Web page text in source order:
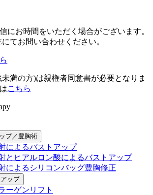
にお時間をいただく場合がございます。
てお問い合わせください。
満の方)は親権者同意書が必要となりま
こちら
プ／豊胸術
によるバストアップ
とヒアルロン酸によるバストアップ
によるシリコンバッグ豊胸修正
ップ
ーゲンリフト